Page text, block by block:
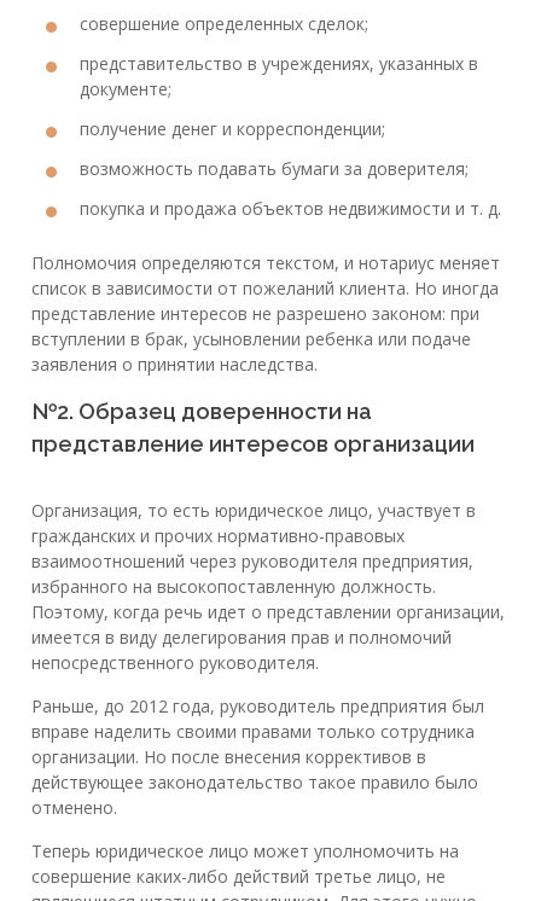
совершение определенных сделок;
представительство в учреждениях, указанных в
документе;
получение денег и корреспонденции;
возможность подавать бумаги за доверителя;
покупка и продажа объектов недвижимости и т. д.
Полномочия определяются текстом, и нотариус меняет
список в зависимости от пожеланий клиента. Но иногда
представление интересов не разрешено законом: при
вступлении в брак, усыновлении ребенка или подаче
заявления о принятии наследства.
№2. Образец доверенности на
представление интересов организации
Организация, то есть юридическое лицо, участвует в
гражданских и прочих нормативно-правовых
взаимоотношений через руководителя предприятия,
избранного на высокопоставленную должность.
Поэтому, когда речь идет о представлении организации,
имеется в виду делегирования прав и полномочий
непосредственного руководителя.
Раньше, до 2012 года, руководитель предприятия был
вправе наделить своими правами только сотрудника
организации. Но после внесения коррективов в
действующее законодательство такое правило было
отменено.
Теперь юридическое лицо может уполномочить на
совершение каких-либо действий третье лицо, не